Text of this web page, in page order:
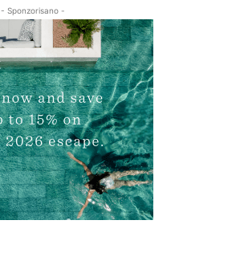
- Sponzorisano -